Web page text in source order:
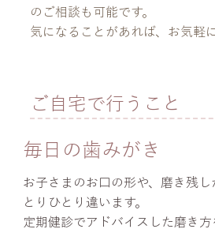
のご相談も可能です。
気になることがあれば、お気軽
ご自宅で行うこと
毎日の歯みがき
お子さまのお口の形や、磨き残
とりひとり違います。
定期健診でアドバイスした磨き方